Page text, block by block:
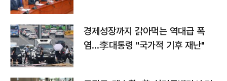
경제성장까지 갉아먹는 역대급 폭
염…李대통령 "국가적 기후 재난"